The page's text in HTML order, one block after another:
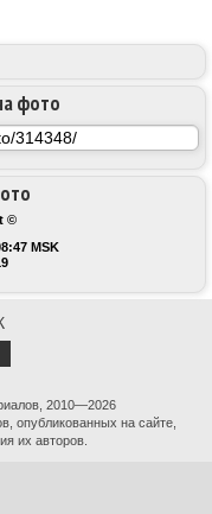
©
MSK
фото
2010—2026
опубликованных на сайте,
их авторов.